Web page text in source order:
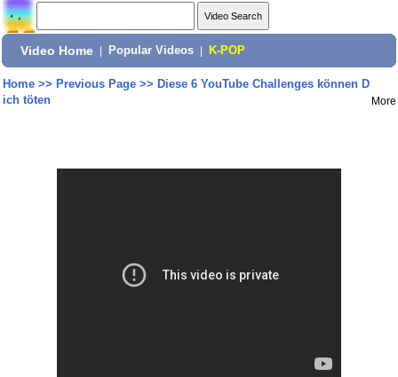
Video Home Popular Videos K-POP
Home>> Previous Page>> Diese 6 YouTube Challenges können D
ich töten
More